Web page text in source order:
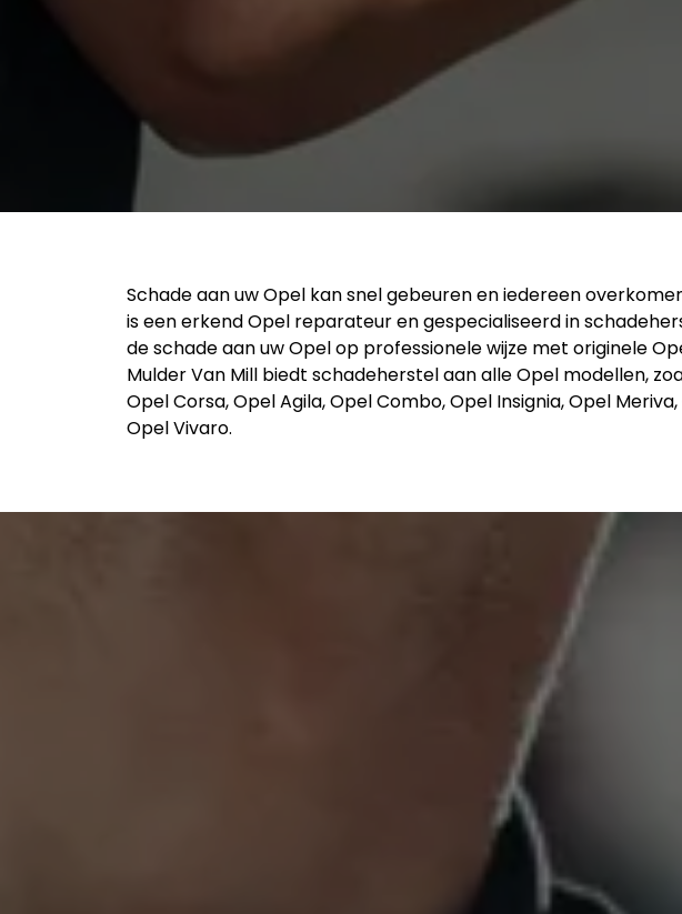
Schade aan uw Opel kan snel gebeuren en iedereen
is een erkend Opel reparateur en gespecialiseerd in
de schade aan uw Opel op professionele wijze met originele
Mulder Van Mill biedt schadeherstel aan alle Opel modellen,
Opel Corsa, Opel Agila, Opel Combo, Opel Insignia, Opel
Opel Vivaro.